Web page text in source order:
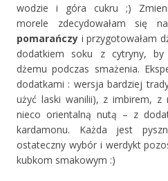
wodzie i góra cukru ;)
morele zdecydowałam się
pomarańczy i przygotowałam
dodatkiem soku z cytryny, by
dżemu podczas smażenia.
dodatkami : wersja bardziej
użyć laski wanilii), z imbirem,
nieco orientalną nutą – z
kardamonu. Każda jest
ostateczny wybór i werdykt
kubkom smakowym :)